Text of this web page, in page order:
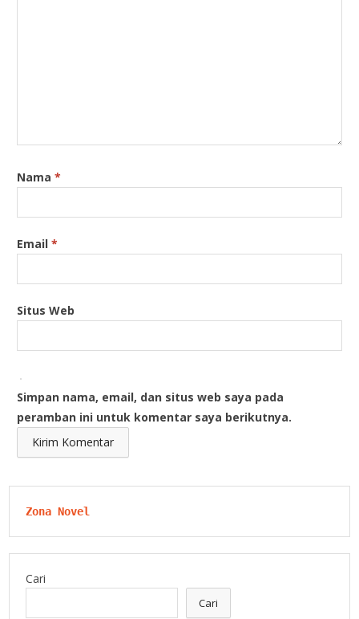
Nama*
Email*
Situs Web
Simpan nama, email, dan situs web saya pada
peramban ini untuk komentar saya berikutnya.
Zona Novel
Cari
Cari